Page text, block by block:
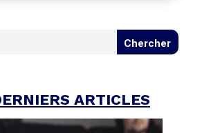
ARTICLES